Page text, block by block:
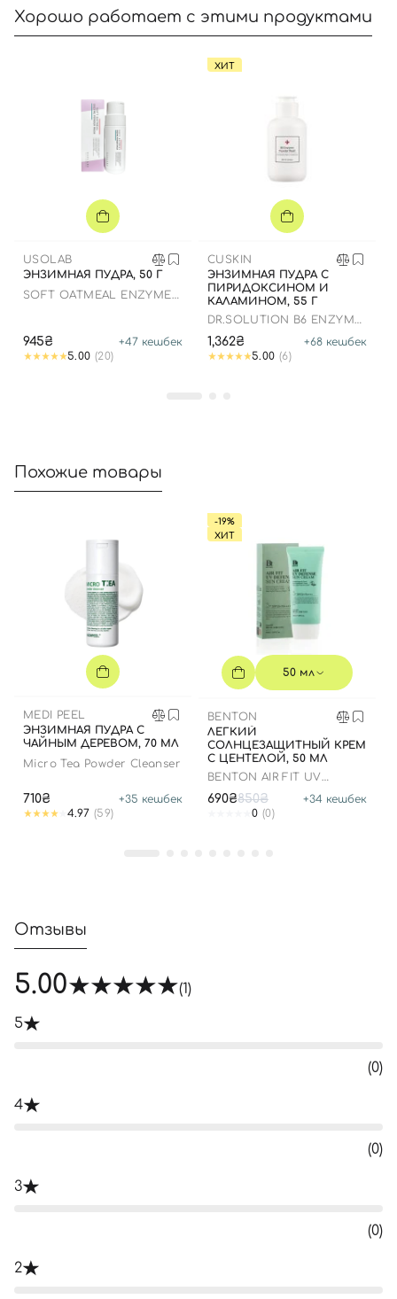
Хорошо работает с этими продуктами
USOLAB
ЭНЗИМНАЯ ПУДРА, 50 Г
SOFT OATMEAL ENZYME
945₴ +47 кешбек
5.00 (20)
ХИТ
CUSKIN
ЭНЗИМНАЯ ПУДРА С
ПИРИДОКСИНОМ И
КАЛАМИНОМ, 55 Г
DR.SOLUTION B6 ENZYME
1,362₴ +68 кешбек
5.00 (6)
Похожие товары
MEDI PEEL
ЭНЗИМНАЯ ПУДРА С
ЧАЙНЫМ ДЕРЕВОМ, 70 МЛ
Micro Tea Powder Cleanser
710₴ +35 кешбек
4.97 (59)
-19%
ХИТ
50 мл
BENTON
ЛЕГКИЙ
СОЛНЦЕЗАЩИТНЫЙ КРЕМ
С ЦЕНТЕЛОЙ, 50 МЛ
BENTON AIR FIT UV
SPF50
690₴850₴ +34 кешбек
0 (0)
Отзывы
5.00 (1)
5
(0)
4
(0)
3
(0)
2
Вход Регистрация
Номер телефона
Отправляя форму для авторизации/регистрации, вы
Пользовательские соглашения
Далее